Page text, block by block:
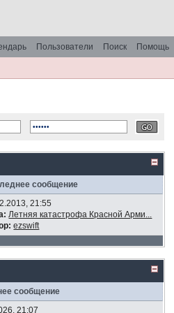
Помощь
Поиск
Пользователи
сообщение
21:55
Летняя катастрофа Красной Арми...
ezswift
сообщение
21:07